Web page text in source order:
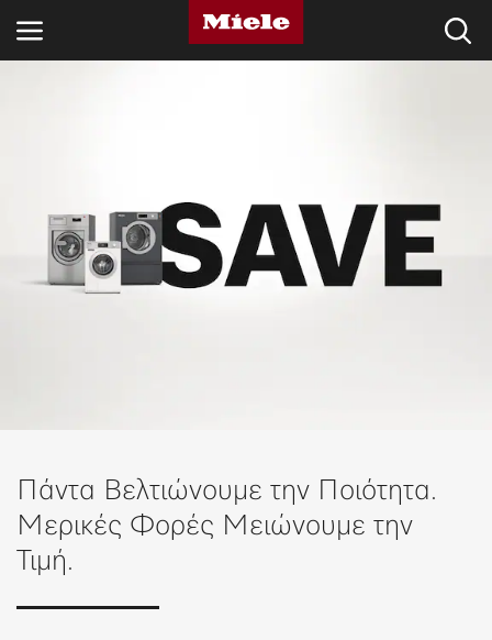
ΠΡΟΪΌΝΤΑ
SHOP
Λίστα επιθυμιών
Πάντα Βελτιώνουμε την Ποιότητα.
Μερικές Φορές Μειώνουμε την
Τιμή.